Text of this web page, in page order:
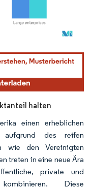
Namensnennung gemäß
halten
einen erheblichen
aufgrund des reifen
wie den Vereinigten
treten in eine neue Ära
private und
Diese